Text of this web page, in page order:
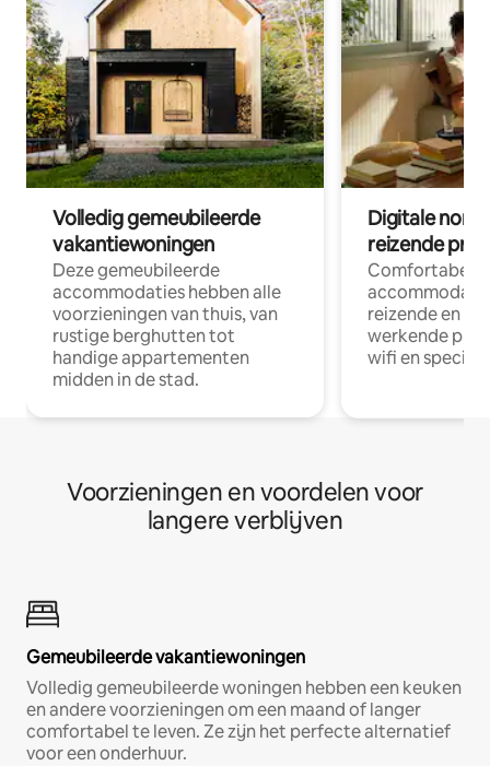
Volledig gemeubileerde
vakantiewoningen
Deze gemeubileerde
accommodaties hebben alle
voorzieningen van thuis, van
rustige berghutten tot
handige appartementen
midden in de stad.
Digitale
reizende
Comfortabele
reizende en
werkende
wifi en
Voorzieningen en voordelen voor
langere verblijven
Gemeubileerde vakantiewoningen
Volledig gemeubileerde woningen hebben een keuken
en andere voorzieningen om een maand of langer
comfortabel te leven. Ze zijn het perfecte alternatief
voor een onderhuur.